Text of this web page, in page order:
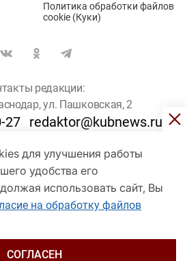
для улучшения работы
удобства его
использовать сайт, Вы
на обработку файлов
СОГЛАСЕН
Политика обработки файлов
cookie (Куки)
редакции:
ул. Пашковская, 2
27 redaktor@kubnews.ru
старше 16 лет
Новости, 2017
зарегистрировано Федеральной
связи, информационных технологий
(Роскомнадзор). Регистрационный
редактор – Филиппов О. Ю.